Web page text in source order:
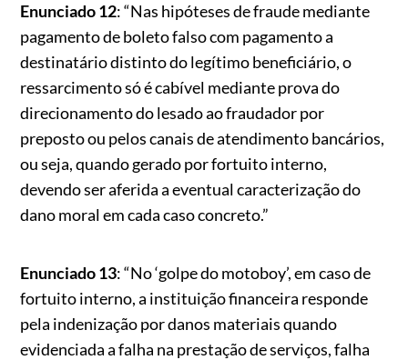
Enunciado 12: “Nas hipóteses de fraude mediante
pagamento de boleto falso com pagamento a
destinatário distinto do legítimo beneficiário, o
ressarcimento só é cabível mediante prova do
direcionamento do lesado ao fraudador por
preposto ou pelos canais de atendimento bancários,
ou seja, quando gerado por fortuito interno,
devendo ser aferida a eventual caracterização do
dano moral em cada caso concreto.”
Enunciado 13: “No ‘golpe do motoboy’, em caso de
fortuito interno, a instituição financeira responde
pela indenização por danos materiais quando
evidenciada a falha na prestação de serviços, falha